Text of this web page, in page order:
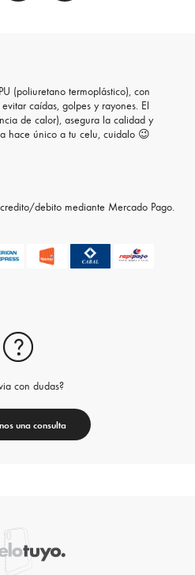
(poliuretano termoplástico), con
caídas, golpes y rayones. El
de calor), asegura la calidad y
hace único a tu celu, cuidalo 😉
debito mediante Mercado Pago.
con dudas?
una consulta